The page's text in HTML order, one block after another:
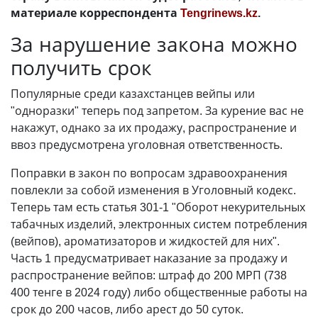
материале корреспондента Tengrinews.kz.
За нарушение закона можно
получить срок
Популярные среди казахстанцев вейпы или
"одноразки" теперь под запретом. За курение вас не
накажут, однако за их продажу, распространение и
ввоз предусмотрена уголовная ответственность.
Поправки в закон по вопросам здравоохранения
повлекли за собой изменения в Уголовный кодекс.
Теперь там есть статья 301-1 "Оборот некурительных
табачных изделий, электронных систем потребления
(вейпов), ароматизаторов и жидкостей для них".
Часть 1 предусматривает наказание за продажу и
распространение вейпов: штраф до 200 МРП (738
400 тенге в 2024 году) либо общественные работы на
срок до 200 часов, либо арест до 50 суток.